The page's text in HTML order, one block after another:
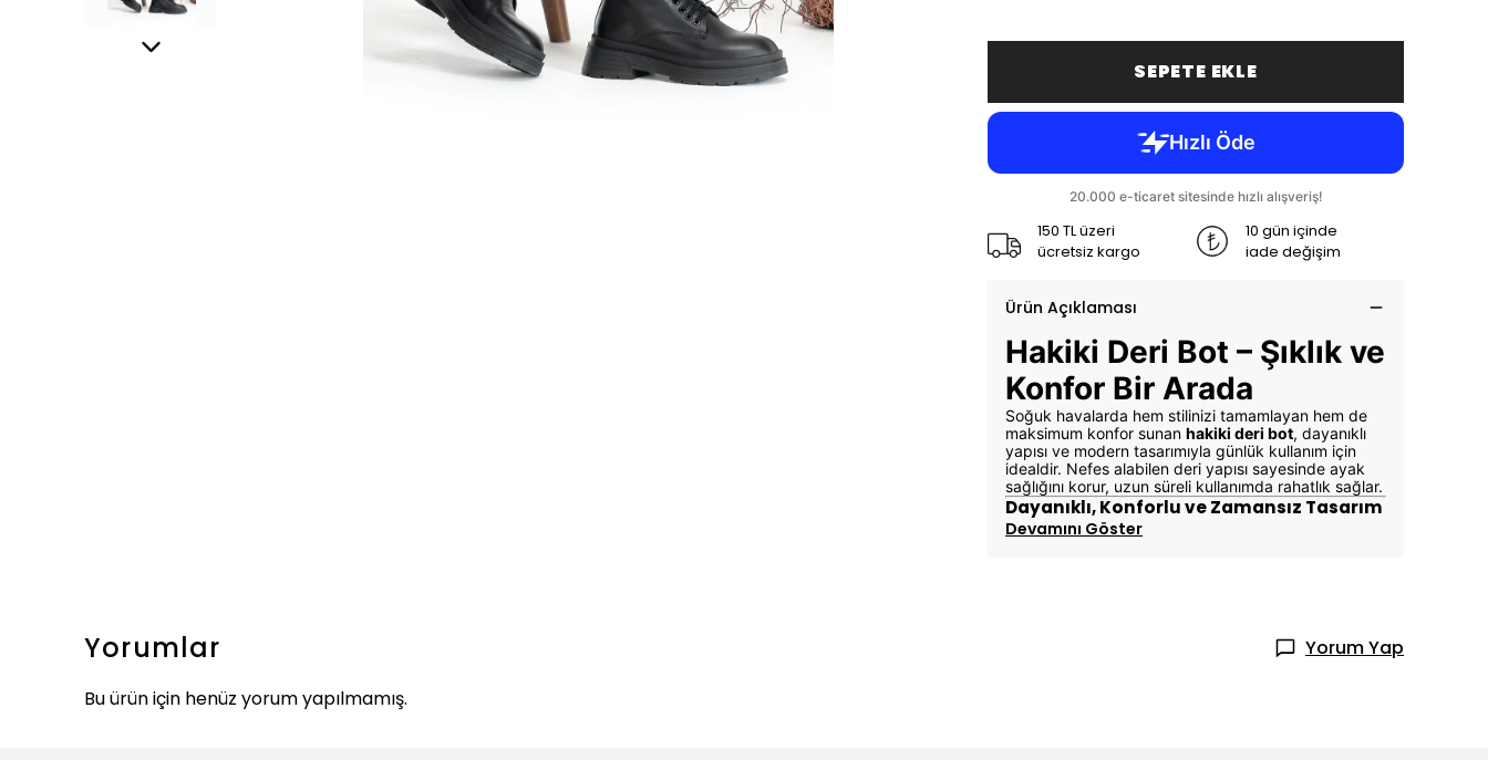
SEPETE EKLE
150 TL üzeri
ücretsiz kargo
10 gün içinde
iade değişim
Ürün Açıklaması
Hakiki Deri Bot – Şıklık ve
Konfor Bir Arada
Soğuk havalarda hem stilinizi tamamlayan hem de
maksimum konfor sunan hakiki deri bot, dayanıklı
yapısı ve modern tasarımıyla günlük kullanım için
idealdir. Nefes alabilen deri yapısı sayesinde ayak
sağlığını korur, uzun süreli kullanımda rahatlık sağlar.
Dayanıklı, Konforlu ve Zamansız Tasarım
Devamını Göster
Yorumlar
Yorum Yap
Bu ürün için henüz yorum yapılmamış.